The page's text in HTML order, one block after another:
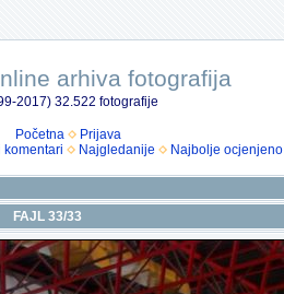
arhiva fotografija
2017) 32.522 fotografije
Početna
Prijava
komentari Najgledanije Najbolje ocjenjeno
FAJL 33/33